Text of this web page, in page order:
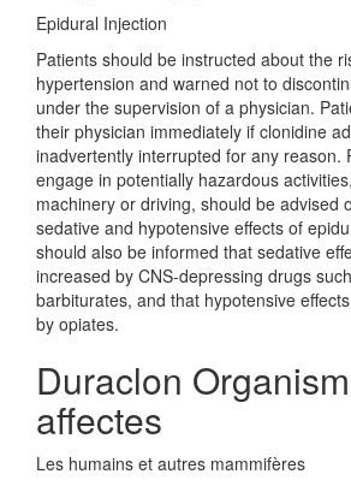
Epidural Injection
Patients should be instructed about the
hypertension and warned not to
under the supervision of a physician.
their physician immediately if clonidine
inadvertently interrupted for any reason.
engage in potentially hazardous
machinery or driving, should be advised
sedative and hypotensive effects of
should also be informed that sedative
increased by CNS-depressing drugs
barbiturates, and that hypotensive
by opiates.
Duraclon
affectes
Les humains et autres mammifères